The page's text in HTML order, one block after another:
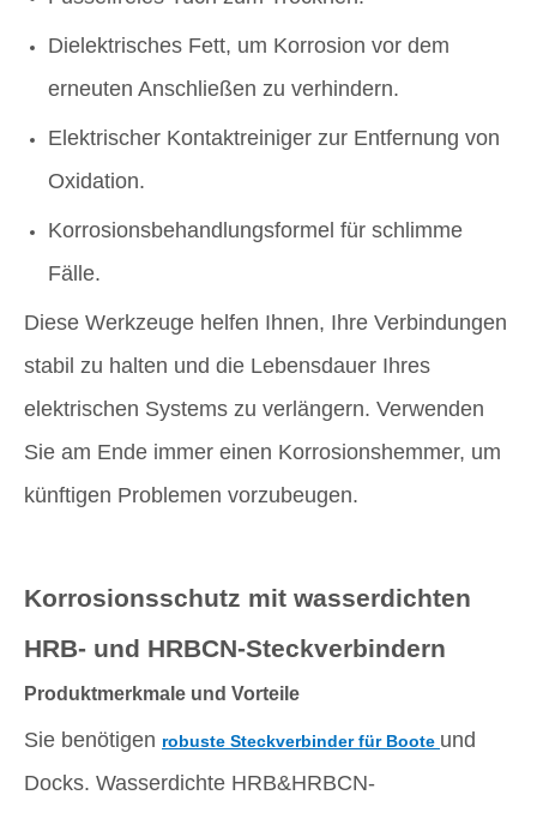
Dielektrisches Fett, um Korrosion vor dem
erneuten Anschließen zu verhindern.
Elektrischer Kontaktreiniger zur Entfernung von
Oxidation.
Korrosionsbehandlungsformel für schlimme
Fälle.
Diese Werkzeuge helfen Ihnen, Ihre Verbindungen
stabil zu halten und die Lebensdauer Ihres
elektrischen Systems zu verlängern. Verwenden
Sie am Ende immer einen Korrosionshemmer, um
künftigen Problemen vorzubeugen.
Korrosionsschutz mit wasserdichten
HRB- und HRBCN-Steckverbindern
Produktmerkmale und Vorteile
Sie benötigen robuste Steckverbinder für Boote und
Docks. Wasserdichte HRB&HRBCN-